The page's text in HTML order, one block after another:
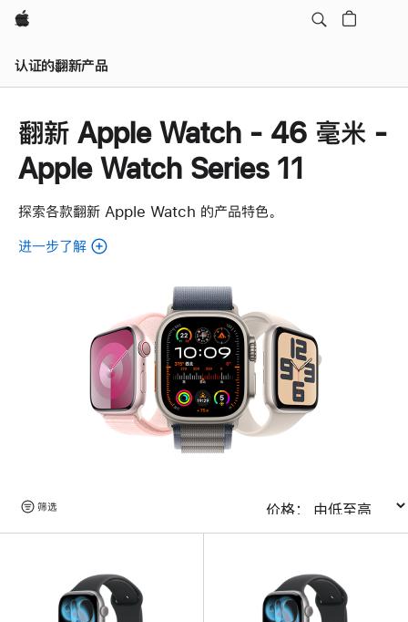
Apple
认证的翻新产品
翻新 Apple Watch - 46 毫米 -
Apple Watch Series 11
探索各款翻新 Apple Watch 的产品特色。
进一步了解
翻
新
Apple
Watch。
览
筛选